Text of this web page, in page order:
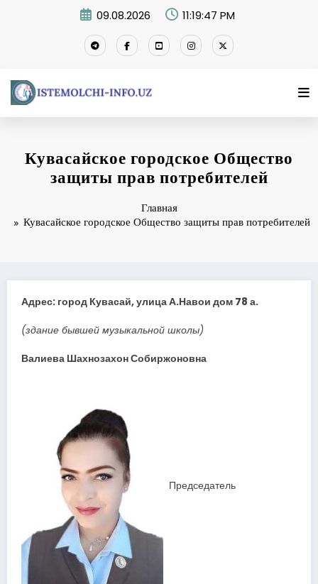
09.08.2026 11:19:48 PM
Кувасайское городское Общество
защиты прав потребителей
Главная
Кувасайское городское Общество защиты прав потребителей
Адрес: город Кувасай, улица А.Навои дом 78 а.
(здание бывшей музыкальной школы)
Валиева Шахнозахон Собиржоновна
Председатель